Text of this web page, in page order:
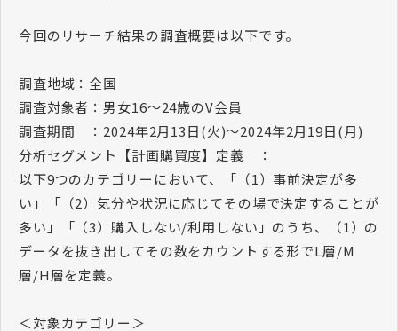
今回のリサーチ結果の調査概要は以下です。
調査地域：全国
調査対象者：男女16～24歳のV会員
調査期間 ：2024年2月13日(火)～2024年2月19日(月)
分析セグメント【計画購買度】定義 ：
以下9つのカテゴリーにおいて、「（1）事前決定が多
い」「（2）気分や状況に応じてその場で決定することが
多い」「（3）購入しない/利用しない」のうち、（1）の
データを抜き出してその数をカウントする形でL層/M
層/H層を定義。
＜対象カテゴリー＞